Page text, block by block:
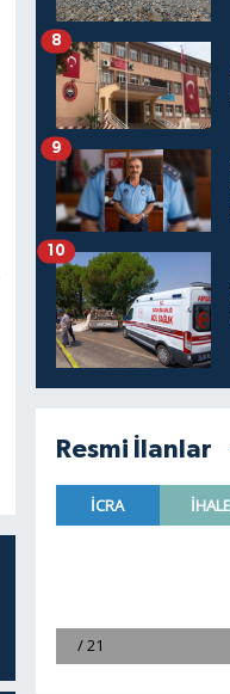
8
9
10
Resmi İlanlar